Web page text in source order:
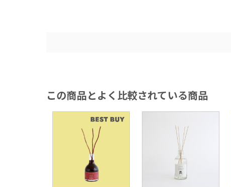
この商品とよく比較されている商品